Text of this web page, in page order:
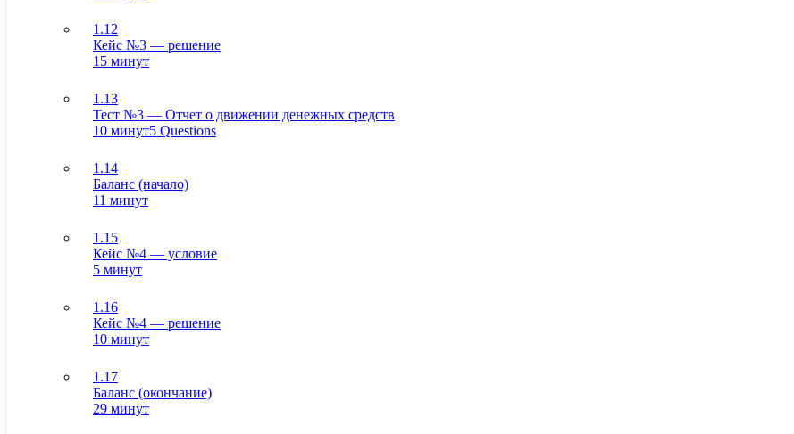
1.12
Кейс №3 — решение
15 минут
1.13
Тест №3 — Отчет о движении денежных средств
10 минут5 Questions
1.14
Баланс (начало)
11 минут
1.15
Кейс №4 — условие
5 минут
1.16
Кейс №4 — решение
10 минут
1.17
Баланс (окончание)
29 минут